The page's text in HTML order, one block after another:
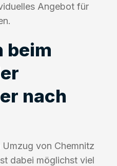
Angebot für
beim
nach
von Chemnitz
dabei möglichst viel